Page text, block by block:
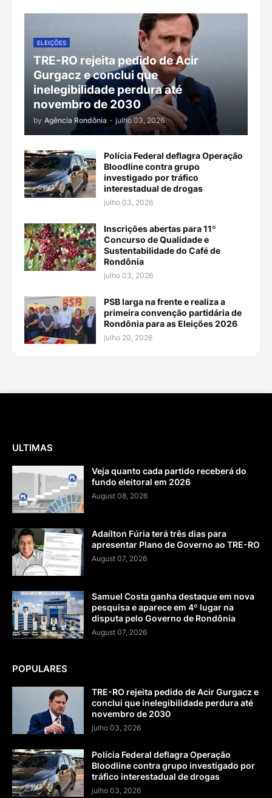
ELEIÇÕES
TRE-RO rejeita pedido de Acir
Gurgacz e conclui que
inelegibilidade perdura até
novembro de 2030
by Agência Rondônia - julho 03, 2026
Polícia Federal deflagra Operação
Bloodline contra grupo
investigado por tráfico
interestadual de drogas
julho 03, 2026
Inscrições abertas para 11º
Concurso de Qualidade e
Sustentabilidade do Café de
Rondônia
julho 03, 2026
PSB larga na frente e realiza a
primeira convenção partidária de
Rondônia para as Eleições 2026
julho 20, 2026
ULTIMAS
Veja quanto cada partido receberá do
fundo eleitoral em 2026
August 08, 2026
Adaílton Fúria terá três dias para
apresentar Plano de Governo ao TRE-RO
August 07, 2026
Samuel Costa ganha destaque em nova
pesquisa e aparece em 4º lugar na
disputa pelo Governo de Rondônia
August 07, 2026
POPULARES
TRE-RO rejeita pedido de Acir Gurgacz e
conclui que inelegibilidade perdura até
novembro de 2030
julho 03, 2026
Polícia Federal deflagra Operação
Bloodline contra grupo investigado por
tráfico interestadual de drogas
julho 03, 2026